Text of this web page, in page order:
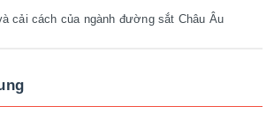
cải cách của ngành đường sắt Châu Âu